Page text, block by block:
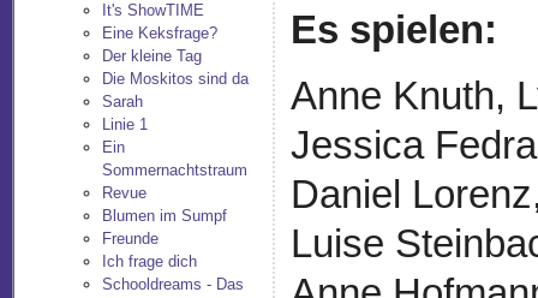
It's ShowTIME
Eine Keksfrage?
Der kleine Tag
Die Moskitos sind da
Sarah
Linie 1
Ein
Sommernachtstraum
Revue
Blumen im Sumpf
Freunde
Ich frage dich
Schooldreams - Das
Es spielen:
Anne Knuth,
Jessica
Daniel
Luise